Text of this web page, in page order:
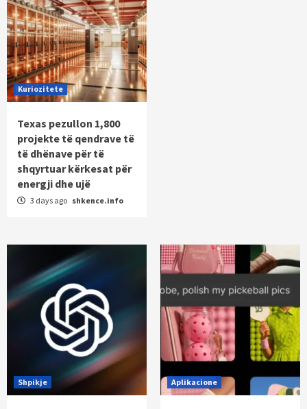
Kuriozitete
Texas pezullon 1,800
projekte të qendrave të
të dhënave për të
shqyrtuar kërkesat për
energji dhe ujë
3 days ago shkence.info
Shpikje Aplikacione